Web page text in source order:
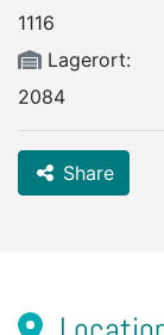
1116
Lagerort:
2084
Share